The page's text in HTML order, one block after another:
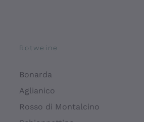
Rotweine
Bonarda
Aglianico
Rosso di Montalcino